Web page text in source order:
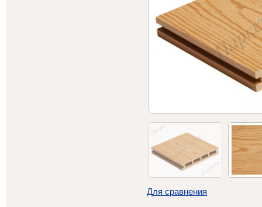
Для сравнения